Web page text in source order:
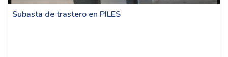
Subasta de trastero en PILES